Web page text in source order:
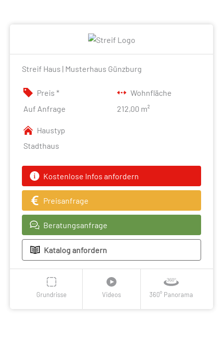
Streif Haus | Musterhaus Günzburg
Preis *
Auf Anfrage
Wohnfläche
212,00 m²
Haustyp
Stadthaus
Kostenlose Infos anfordern
Preisanfrage
Beratungsanfrage
Katalog anfordern
Grundrisse Videos 360° Panorama